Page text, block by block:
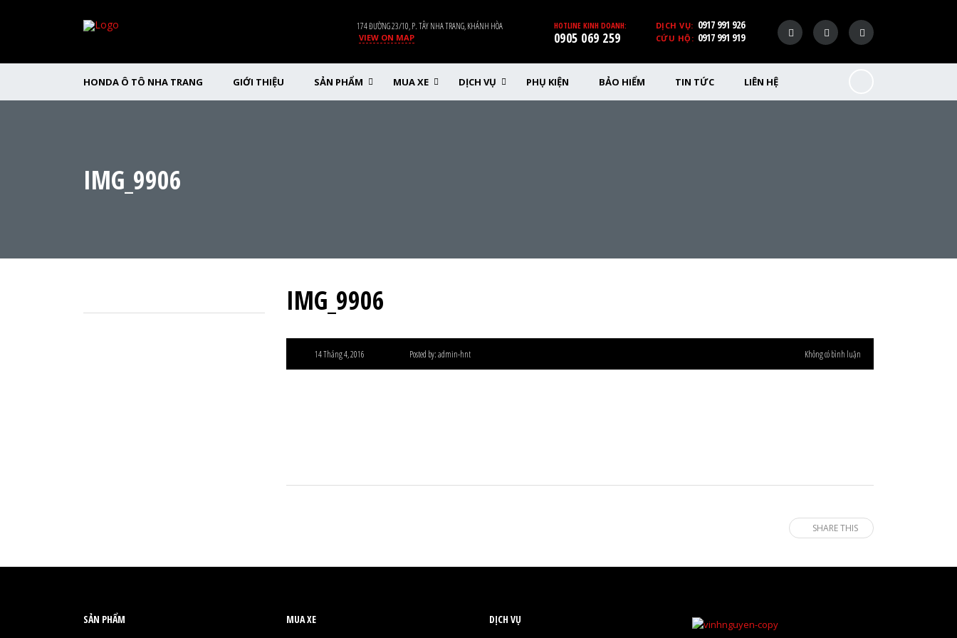
DỊCH VỤ: 0917 991 926
CỨU HỘ: 0917 991 919
HOTLINE KINH DOANH:
0905 069 259
174 ĐƯỜNG 23/10, P. TÂY NHA TRANG, KHÁNH HÒA
VIEW ON MAP
HONDA Ô TÔ NHA TRANG GIỚI THIỆU SẢN PHẨM MUA XE DỊCH VỤ PHỤ KIỆN BẢO HIỂM TIN TỨC LIÊN HỆ
IMG_9906
IMG_9906
14 Tháng 4, 2016 Posted by:admin-hnt Không có bình luận
SHARE THIS
SẢN PHẨM
MUA XE
DỊCH VỤ